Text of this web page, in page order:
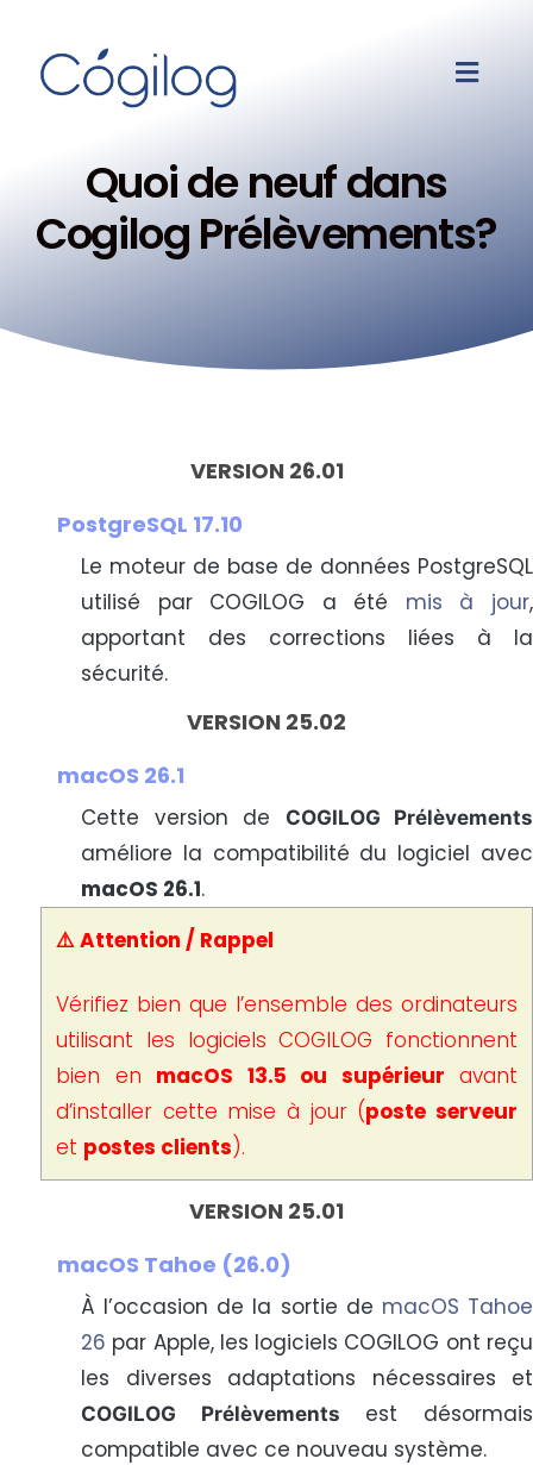
Quoi de neuf dans
Cogilog Prélèvements?
VERSION 26.01
PostgreSQL 17.10
Le moteur de base de données PostgreSQL
utilisé par COGILOG a été mis à jour,
apportant des corrections liées à la
sécurité.
VERSION 25.02
macOS 26.1
Cette version de COGILOG Prélèvements
améliore la compatibilité du logiciel avec
macOS 26.1.
⚠️ Attention / Rappel
Vérifiez bien que l’ensemble des ordinateurs
utilisant les logiciels COGILOG fonctionnent
bien en macOS 13.5 ou supérieur avant
d’installer cette mise à jour (poste serveur
et postes clients).
VERSION 25.01
macOS Tahoe (26.0)
À l’occasion de la sortie de macOS Tahoe
26 par Apple, les logiciels COGILOG ont reçu
les diverses adaptations nécessaires et
COGILOG Prélèvements
est désormais
compatible avec ce nouveau système.